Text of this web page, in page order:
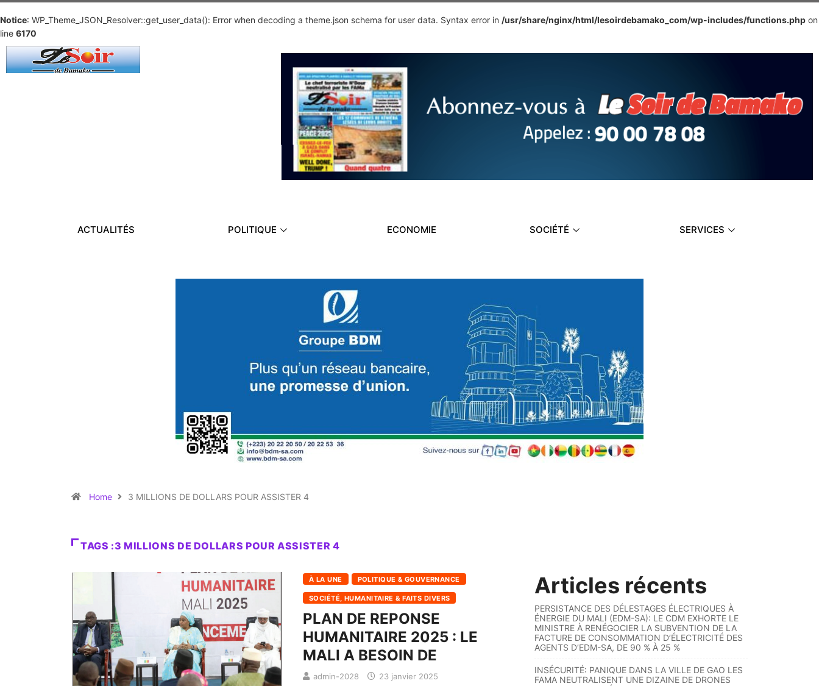
Notice: WP_Theme_JSON_Resolver::get_user_data(): Error when decoding a theme.json schema for user data. Syntax error in /usr/share/nginx/html/lesoirdebamako_com/wp-includes/functions.php on
line 6170
ACTUALITÉS POLITIQUE ECONOMIE SOCIÉTÉ SERVICES
Home 3 MILLIONS DE DOLLARS POUR ASSISTER 4
TAGS :3 MILLIONS DE DOLLARS POUR ASSISTER 4
À LA UNE POLITIQUE & GOUVERNANCE
SOCIÉTÉ, HUMANITAIRE & FAITS DIVERS
PLAN DE REPONSE
HUMANITAIRE 2025 : LE
MALI A BESOIN DE
admin-2028 23 janvier 2025
Articles récents
PERSISTANCE DES DÉLESTAGES ÉLECTRIQUES À
ÉNERGIE DU MALI (EDM-SA): LE CDM EXHORTE LE
MINISTRE À RENÉGOCIER LA SUBVENTION DE LA
FACTURE DE CONSOMMATION D’ÉLECTRICITÉ DES
AGENTS D’EDM-SA, DE 90 % À 25 %
INSÉCURITÉ: PANIQUE DANS LA VILLE DE GAO LES
FAMA NEUTRALISENT UNE DIZAINE DE DRONES